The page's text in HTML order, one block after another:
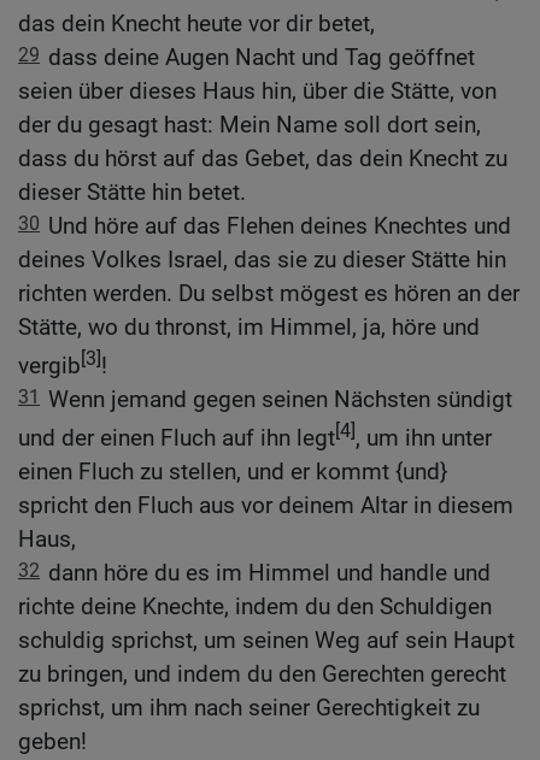
das dein Knecht heute vor dir betet,
29 dass deine Augen Nacht und Tag geöffnet
seien über dieses Haus hin, über die Stätte, von
der du gesagt hast: Mein Name soll dort sein,
dass du hörst auf das Gebet, das dein Knecht zu
dieser Stätte hin betet.
30 Und höre auf das Flehen deines Knechtes und
deines Volkes Israel, das sie zu dieser Stätte hin
richten werden. Du selbst mögest es hören an der
Stätte, wo du thronst, im Himmel, ja, höre und
vergib[3]!
31 Wenn jemand gegen seinen Nächsten sündigt
und der einen Fluch auf ihn legt[4], um ihn unter
einen Fluch zu stellen, und er kommt {und}
spricht den Fluch aus vor deinem Altar in diesem
Haus,
32 dann höre du es im Himmel und handle und
richte deine Knechte, indem du den Schuldigen
schuldig sprichst, um seinen Weg auf sein Haupt
zu bringen, und indem du den Gerechten gerecht
sprichst, um ihm nach seiner Gerechtigkeit zu
geben!